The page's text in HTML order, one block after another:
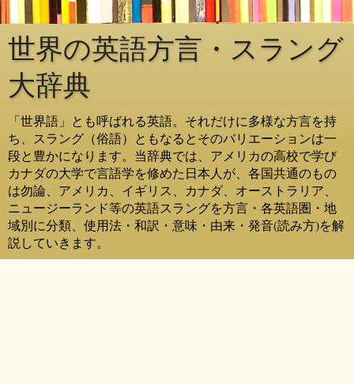
世界の英語方言・スラング
大辞典
「世界語」とも呼ばれる英語。それだけに多様な方言を持
ち、スラング（俗語）ともなるとそのバリエーションは一
段と豊かになります。当辞典では、アメリカの高校で学び
カナダの大学で言語学を修めた日本人が、各国共通のもの
は勿論、アメリカ、イギリス、カナダ、オーストラリア、
ニュージーランド等の英語スラングを方言・各英語圏・地
域別に分類、使用法・和訳・意味・由来・発音(読み方)を解
説していきます。